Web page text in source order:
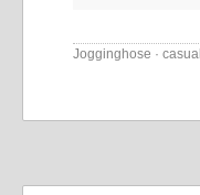
Jogginghose ·